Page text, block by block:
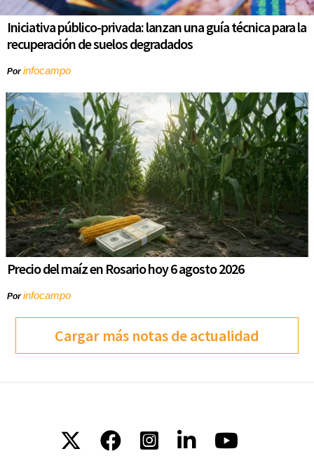
Iniciativa público-privada: lanzan una guía técnica para la
recuperación de suelos degradados
Porinfocampo
Precio del maíz en Rosario hoy 6 agosto 2026
Porinfocampo
Cargar más notas de actualidad